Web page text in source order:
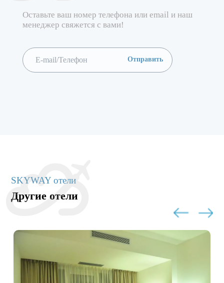
Оставьте ваш номер телефона или email и наш
менеджер свяжется с вами!
SKYWAY отели
Другие отели